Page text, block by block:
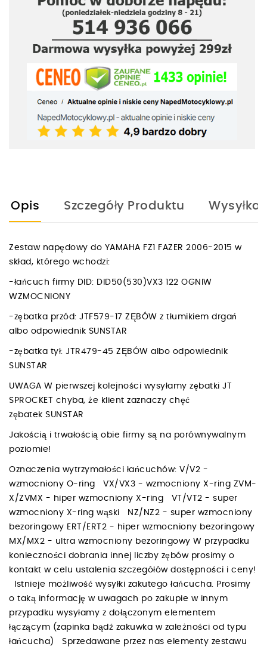
Opis Szczegóły Produktu Wysyłka
Zestaw napędowy do YAMAHA FZ1 FAZER 2006-2015 w
skład, którego wchodzi:
-łańcuch firmy DID: DID50(530)VX3 122 OGNIW
WZMOCNIONY
-zębatka przód: JTF579-17 ZĘBÓW z tłumikiem drgań
albo odpowiednik SUNSTAR
-zębatka tył: JTR479-45 ZĘBÓW albo odpowiednik
SUNSTAR
UWAGA W pierwszej kolejności wysyłamy zębatki JT
SPROCKET chyba, że klient zaznaczy chęć
zębatek SUNSTAR
Jakością i trwałością obie firmy są na porównywalnym
poziomie!
Oznaczenia wytrzymałości łańcuchów: V/V2 -
wzmocniony O-ring VX/VX3 - wzmocniony X-ring ZVM-
X/ZVMX - hiper wzmocniony X-ring VT/VT2 - super
wzmocniony X-ring wąski NZ/NZ2 - super wzmocniony
bezoringowy ERT/ERT2 - hiper wzmocniony bezoringowy
MX/MX2 - ultra wzmocniony bezoringowy W przypadku
konieczności dobrania innej liczby zębów prosimy o
kontakt w celu ustalenia szczegółów dostępności i ceny!
Istnieje możliwość wysyłki zakutego łańcucha. Prosimy
o taką informację w uwagach po zakupie w innym
przypadku wysyłamy z dołączonym elementem
łączącym (zapinka bądź zakuwka w zależności od typu
łańcucha) Sprzedawane przez nas elementy zestawu